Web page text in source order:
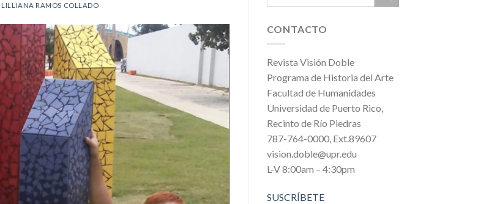
LILLIANA RAMOS COLLADO
CONTACTO
Revista Visión Doble
Programa de Historia del Arte
Facultad de Humanidades
Universidad de Puerto Rico,
Recinto de Río Piedras
787-764-0000, Ext.89607
vision.doble@upr.edu
L-V 8:00am – 4:30pm
SUSCRÍBETE